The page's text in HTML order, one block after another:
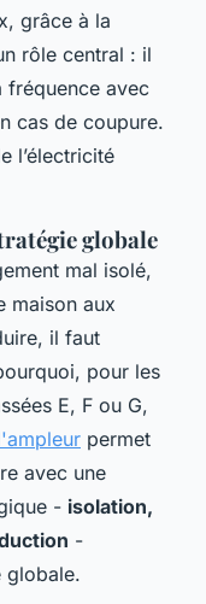
grâce à la
rôle central : il
fréquence avec
cas de coupure.
l’électricité
globale
mal isolé,
maison aux
il faut
pour les
E, F ou G,
permet
avec une
- isolation,
-
globale.